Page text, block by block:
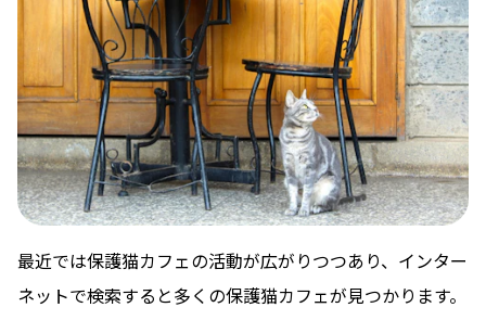
最近では保護猫カフェの活動が広がりつつあり、インター
ネットで検索すると多くの保護猫カフェが見つかります。